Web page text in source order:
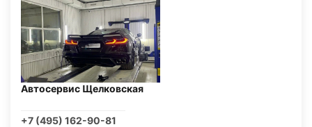
Автосервис Щелковская
+7 (495) 162-90-81